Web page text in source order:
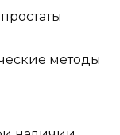
методы